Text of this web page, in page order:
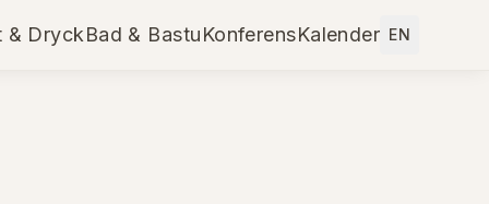
& DryckBad & BastuKonferensKalender EN